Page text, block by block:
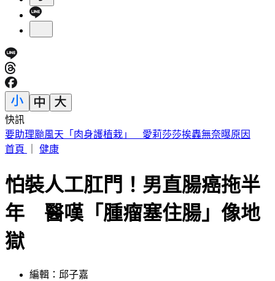
快訊
桃園明天5區近10萬戶斷水11小時 影響範圍一次看
首頁
健康
怕裝人工肛門！男直腸癌拖半
年 醫嘆「腫瘤塞住腸」像地
獄
編輯：邱子嘉